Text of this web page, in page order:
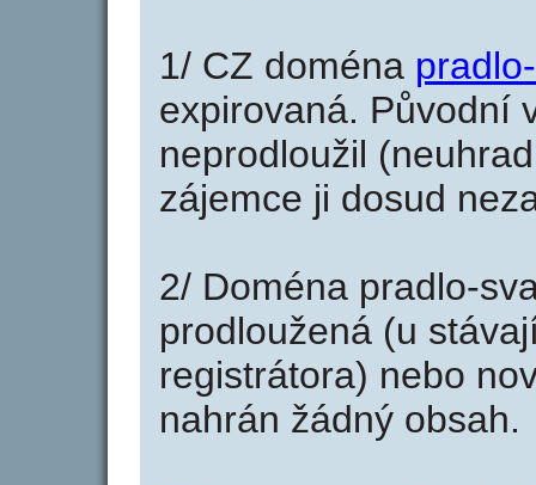
1/ CZ doména
expirovaná. Původní
neprodloužil
zájemce ji dosud
2/ Doména pradlo-
prodloužená (u
registrátora) nebo
nahrán žádný obsah.